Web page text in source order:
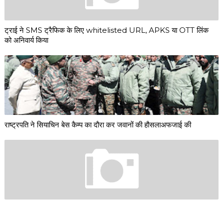
ट्राई ने SMS ट्रैफिक के लिए whitelisted URL, APKS या OTT लिंक
को अनिवार्य किया
राष्ट्रपति ने सियाचिन बेस कैम्प का दौरा कर जवानों की हौसलाअफजाई की